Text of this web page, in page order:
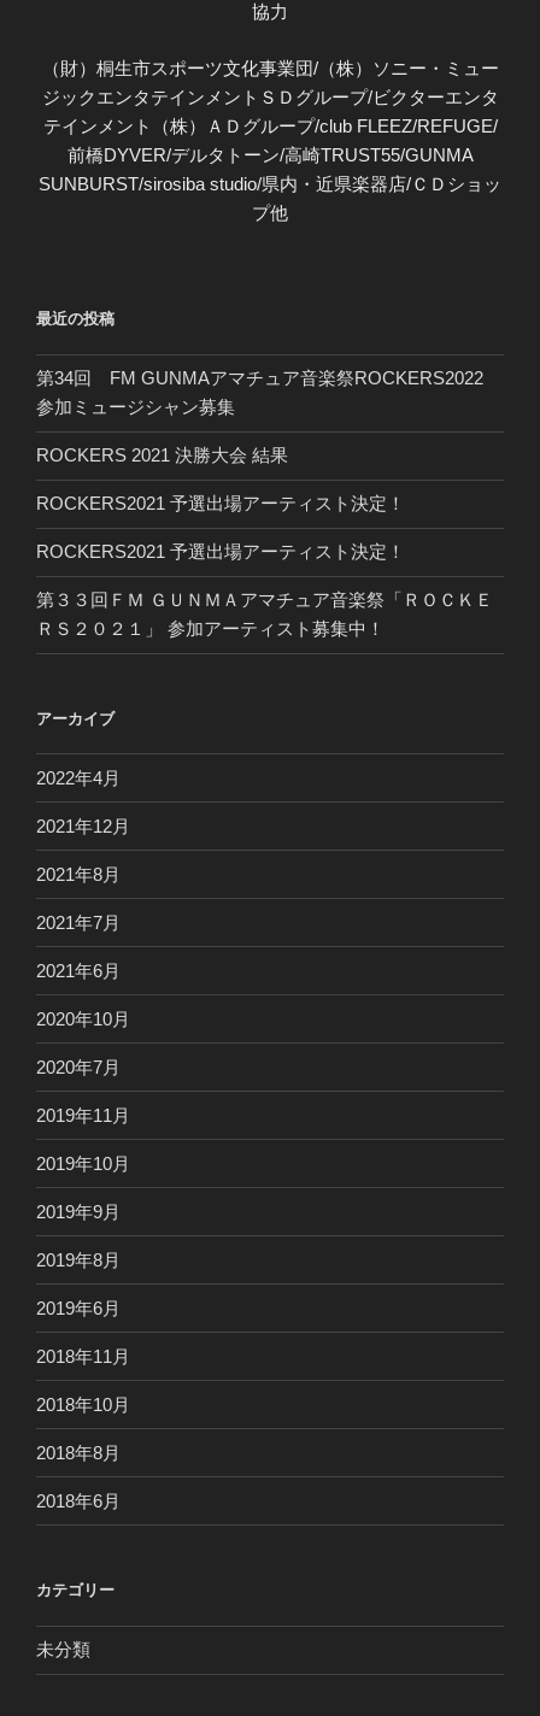
協力
（財）桐生市スポーツ文化事業団/（株）ソニー・ミュー
ジックエンタテインメントＳＤグループ/ビクターエンタ
テインメント（株）ＡＤグループ/club FLEEZ/REFUGE/
前橋DYVER/デルタトーン/高崎TRUST55/GUNMA
SUNBURST/sirosiba studio/県内・近県楽器店/ＣＤショッ
プ他
最近の投稿
第34回 FM GUNMAアマチュア音楽祭ROCKERS2022
参加ミュージシャン募集
ROCKERS 2021 決勝大会 結果
ROCKERS2021 予選出場アーティスト決定！
ROCKERS2021 予選出場アーティスト決定！
第３３回ＦＭ ＧＵＮＭＡアマチュア音楽祭「ＲＯＣＫＥ
ＲＳ２０２１」 参加アーティスト募集中！
アーカイブ
2022年4月
2021年12月
2021年8月
2021年7月
2021年6月
2020年10月
2020年7月
2019年11月
2019年10月
2019年9月
2019年8月
2019年6月
2018年11月
2018年10月
2018年8月
2018年6月
カテゴリー
未分類